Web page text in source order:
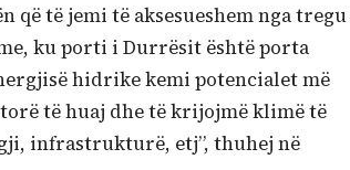
që të jemi të aksesueshem nga tregu
ku porti i Durrësit është porta
hidrike kemi potencialet më
të huaj dhe të krijojmë klimë të
infrastrukturë, etj”, thuhej në